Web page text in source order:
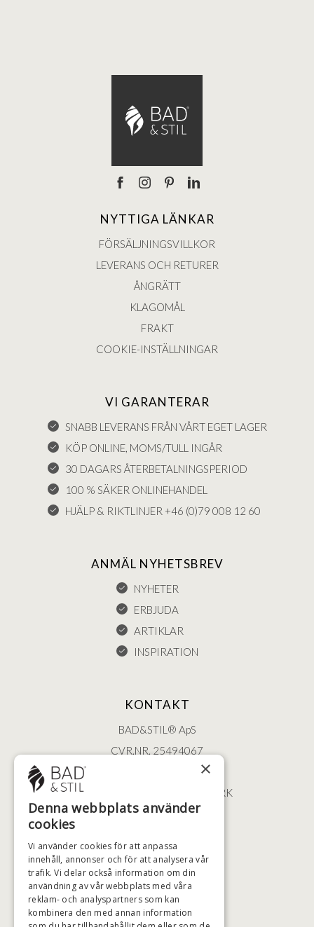
NYTTIGA LÄNKAR
FÖRSÄLJNINGSVILLKOR
LEVERANS OCH RETURER
ÅNGRÄTT
KLAGOMÅL
FRAKT
COOKIE-INSTÄLLNINGAR
VI GARANTERAR
SNABB LEVERANS FRÅN VÅRT EGET LAGER
KÖP ONLINE, MOMS/TULL INGÅR
30 DAGARS ÅTERBETALNINGSPERIOD
100 % SÄKER ONLINEHANDEL
HJÄLP & RIKTLINJER +46 (0)79 008 12 60
ANMÄL NYHETSBREV
NYHETER
ERBJUDA
ARTIKLAR
INSPIRATION
KONTAKT
BAD&STIL® ApS
CVR.NR. 25494067
ØSTERBROGADE 202
2100 KØBENHAVN • DANMARK
+46 (0)79 008 12 60
HÖGSTA KREDITVÄRDIGHET
×
Denna webbplats använder
cookies
Vi använder cookies för att anpassa
innehåll, annonser och för att analysera vår
trafik. Vi delar också information om din
användning av vår webbplats med våra
reklam- och analyspartners som kan
kombinera den med annan information